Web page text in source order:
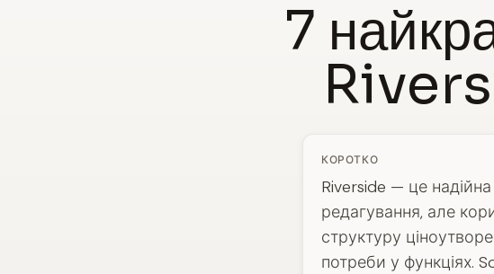
7
КОРОТКО
Riverside — це
редагування, але
структуру
потреби у функціях.